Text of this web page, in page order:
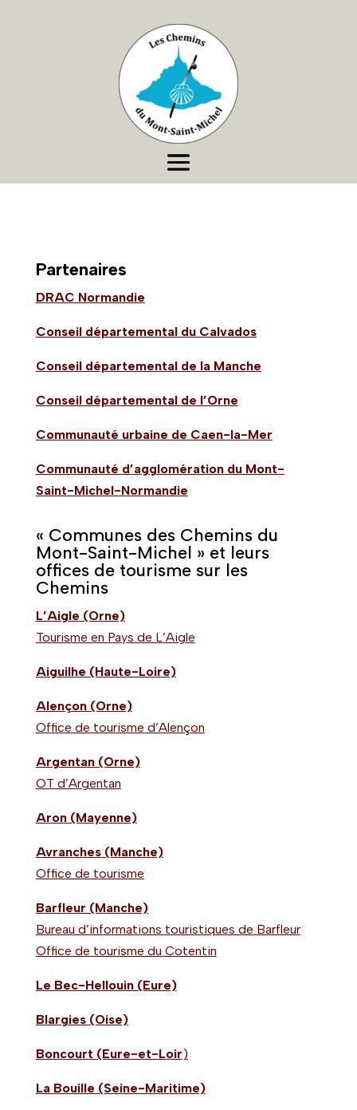
Partenaires
DRAC Normandie
Conseil départemental du Calvados
Conseil départemental de la Manche
Conseil départemental de l’Orne
Communauté urbaine de Caen-la-Mer
Communauté d’agglomération du Mont-
Saint-Michel-Normandie
« Communes des Chemins du
Mont-Saint-Michel » et leurs
offices de tourisme sur les
Chemins
L’Aigle (Orne)
Tourisme en Pays de L’Aigle
Aiguilhe (Haute-Loire)
Alençon (Orne)
Office de tourisme d’Alençon
Argentan (Orne)
OT d’Argentan
Aron (Mayenne)
Avranches (Manche)
Office de tourisme
Barfleur (Manche)
Bureau d’informations touristiques de Barfleur
Office de tourisme du Cotentin
Le Bec-Hellouin (Eure)
Blargies (Oise)
Boncourt (Eure-et-Loir)
La Bouille (Seine-Maritime)